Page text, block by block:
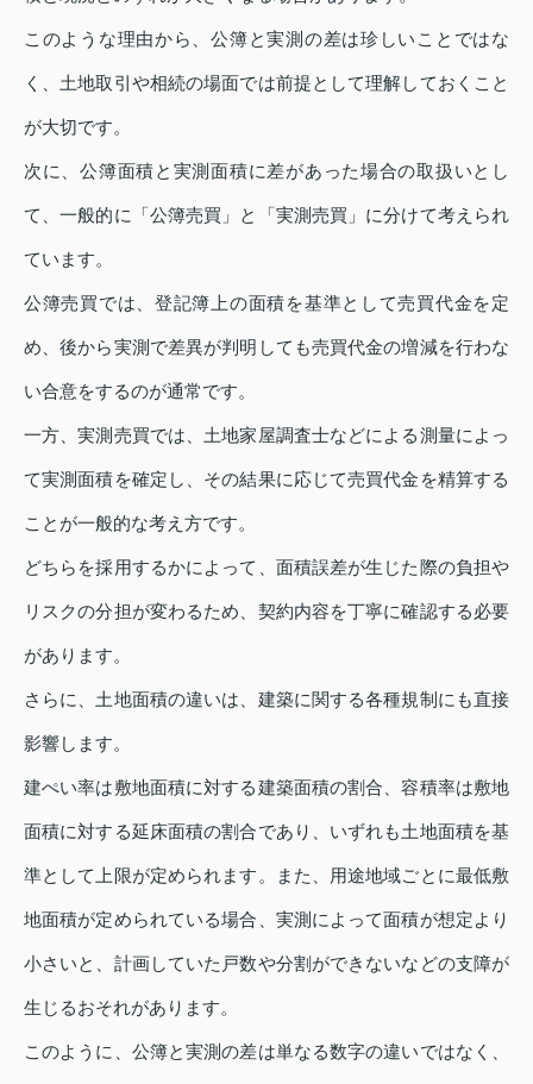
このような理由から、公簿と実測の差は珍しいことではな
く、土地取引や相続の場面では前提として理解しておくこと
が大切です。
次に、公簿面積と実測面積に差があった場合の取扱いとし
て、一般的に「公簿売買」と「実測売買」に分けて考えられ
ています。
公簿売買では、登記簿上の面積を基準として売買代金を定
め、後から実測で差異が判明しても売買代金の増減を行わな
い合意をするのが通常です。
一方、実測売買では、土地家屋調査士などによる測量によっ
て実測面積を確定し、その結果に応じて売買代金を精算する
ことが一般的な考え方です。
どちらを採用するかによって、面積誤差が生じた際の負担や
リスクの分担が変わるため、契約内容を丁寧に確認する必要
があります。
さらに、土地面積の違いは、建築に関する各種規制にも直接
影響します。
建ぺい率は敷地面積に対する建築面積の割合、容積率は敷地
面積に対する延床面積の割合であり、いずれも土地面積を基
準として上限が定められます。また、用途地域ごとに最低敷
地面積が定められている場合、実測によって面積が想定より
小さいと、計画していた戸数や分割ができないなどの支障が
生じるおそれがあります。
このように、公簿と実測の差は単なる数字の違いではなく、